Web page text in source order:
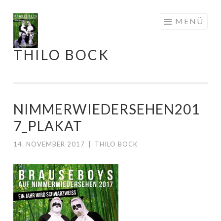
Springe
zum
Inhalt
THILO BOCK
MENÜ
NIMMERWIEDERSEHEN201
7_PLAKAT
14. NOVEMBER 2017 THILO BOCK